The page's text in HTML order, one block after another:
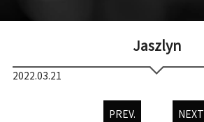
Jaszlyn
2022.03.21
PREV. NEXT